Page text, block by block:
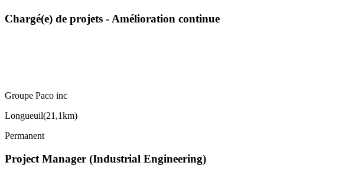
Chargé(e) de projets - Amélioration continue
Groupe Paco inc
Longueuil(21,1km)
Permanent
Project Manager (Industrial Engineering)